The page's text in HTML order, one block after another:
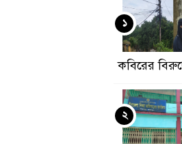
কবিরের
১
২